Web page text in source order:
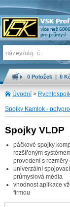
0 Položek | 0
Úvodní >
Spojky Kamlok -
Spojky VLDP
páčkové spojky
rozšířeným
provedení s
univerzální
průmyslová média
vhodnost aplikace
firmou